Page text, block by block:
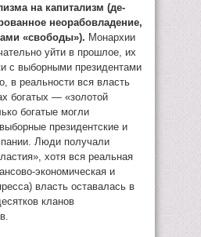
на капитализм (де-
неорабовладение,
«свободы»). Монархии
уйти в прошлое, их
с выборными президентами
в реальности вся власть
богатых — «золотой
богатые могли
президентские и
Люди получали
хотя вся реальная
экономическая и
власть оставалась в
кланов